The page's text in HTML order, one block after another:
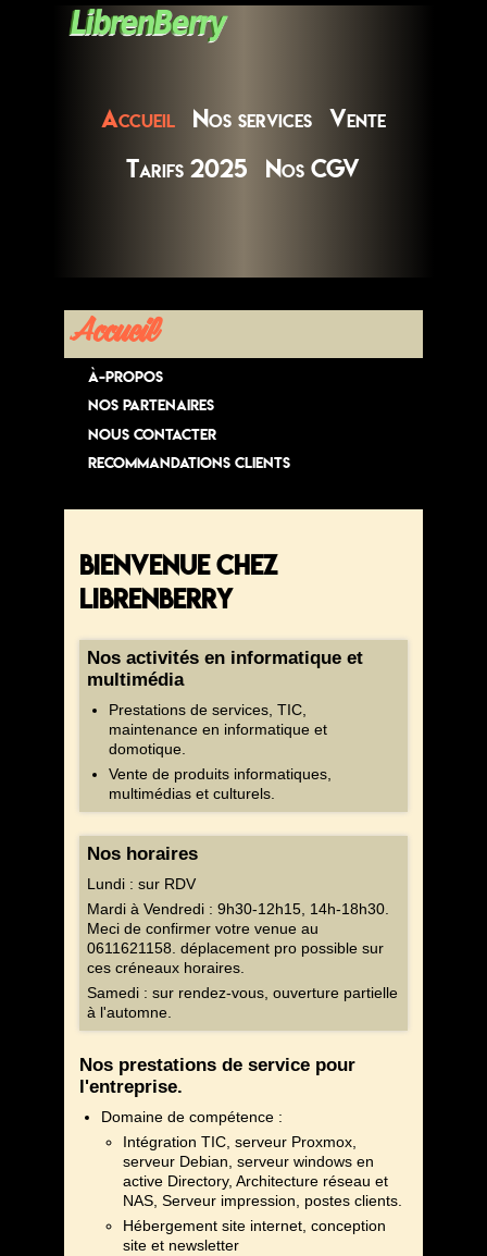
Accueil Nos services Vente
Tarifs 2025 Nos CGV
Bienvenue chez
LibrenBerry
Nos activités en informatique et
multimédia
Prestations de services, TIC,
maintenance en informatique et
domotique.
Vente de produits informatiques,
multimédias et culturels.
Nos horaires
Lundi : sur RDV
Mardi à Vendredi : 9h30-12h15, 14h-18h30.
Meci de confirmer votre venue au
0611621158. déplacement pro possible sur
ces créneaux horaires.
Samedi : sur rendez-vous, ouverture partielle
à l'automne.
Nos prestations de service pour
l'entreprise.
Domaine de compétence :
Intégration TIC, serveur Proxmox,
serveur Debian, serveur windows en
active Directory, Architecture réseau et
NAS, Serveur impression, postes clients.
Hébergement site internet, conception
site et newsletter
Accueil
À-propos
Nos Partenaires
Nous contacter
Recommandations Clients